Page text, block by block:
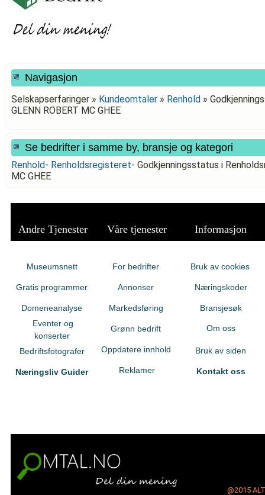
Navigasjon
Selskapserfaringer » Kundeomtaler » Renhold »
GLENN ROBERT MC GHEE
Se bedrifter i samme by, bransje og kategori
Renhold- Renholdsregisteret- Godkjenningsstatus i
MC GHEE
Andre Tjenester Våre tjenester Informasjon
Museumsnett
Gratis programmer
Domeneanalyse
Eventer og
konserter
Bedriftsfotografer
Næringsliv Guider
For bedrifter
Annonser
Markedsføring
Grønn bedrift
Oppdatere innhold
Reklamer
Bruk av cookies
Næringskoder
Bransjesøk
Om oss
Bruk av siden
Kontakt oss
@2015